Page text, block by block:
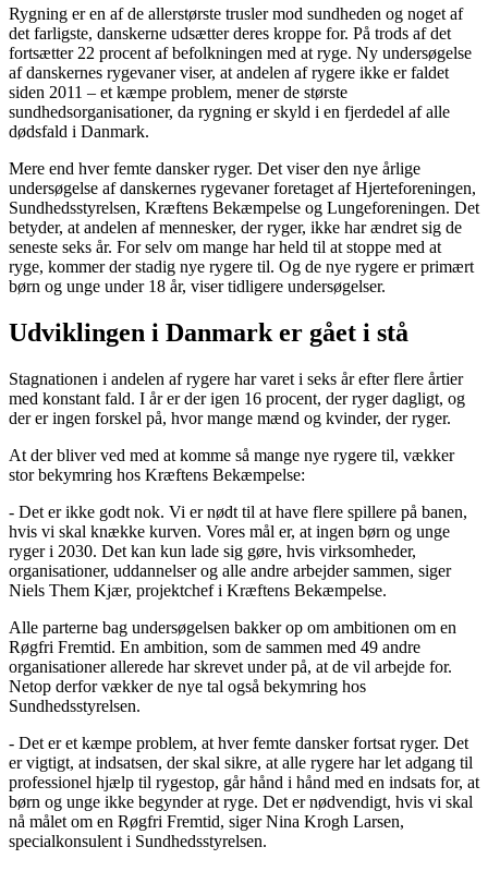
Rygning er en af de allerstørste trusler mod sundheden og noget af
det farligste, danskerne udsætter deres kroppe for. På trods af det
fortsætter 22 procent af befolkningen med at ryge. Ny undersøgelse
af danskernes rygevaner viser, at andelen af rygere ikke er faldet
siden 2011 – et kæmpe problem, mener de største
sundhedsorganisationer, da rygning er skyld i en fjerdedel af alle
dødsfald i Danmark.
Mere end hver femte dansker ryger. Det viser den nye årlige
undersøgelse af danskernes rygevaner foretaget af Hjerteforeningen,
Sundhedsstyrelsen, Kræftens Bekæmpelse og Lungeforeningen. Det
betyder, at andelen af mennesker, der ryger, ikke har ændret sig de
seneste seks år. For selv om mange har held til at stoppe med at
ryge, kommer der stadig nye rygere til. Og de nye rygere er primært
børn og unge under 18 år, viser tidligere undersøgelser.
Udviklingen i Danmark er gået i stå
Stagnationen i andelen af rygere har varet i seks år efter flere årtier
med konstant fald. I år er der igen 16 procent, der ryger dagligt, og
der er ingen forskel på, hvor mange mænd og kvinder, der ryger.
At der bliver ved med at komme så mange nye rygere til, vækker
stor bekymring hos Kræftens Bekæmpelse:
- Det er ikke godt nok. Vi er nødt til at have flere spillere på banen,
hvis vi skal knække kurven. Vores mål er, at ingen børn og unge
ryger i 2030. Det kan kun lade sig gøre, hvis virksomheder,
organisationer, uddannelser og alle andre arbejder sammen, siger
Niels Them Kjær, projektchef i Kræftens Bekæmpelse.
Alle parterne bag undersøgelsen bakker op om ambitionen om en
Røgfri Fremtid. En ambition, som de sammen med 49 andre
organisationer allerede har skrevet under på, at de vil arbejde for.
Netop derfor vækker de nye tal også bekymring hos
Sundhedsstyrelsen.
- Det er et kæmpe problem, at hver femte dansker fortsat ryger. Det
er vigtigt, at indsatsen, der skal sikre, at alle rygere har let adgang til
professionel hjælp til rygestop, går hånd i hånd med en indsats for, at
børn og unge ikke begynder at ryge. Det er nødvendigt, hvis vi skal
nå målet om en Røgfri Fremtid, siger Nina Krogh Larsen,
specialkonsulent i Sundhedsstyrelsen.